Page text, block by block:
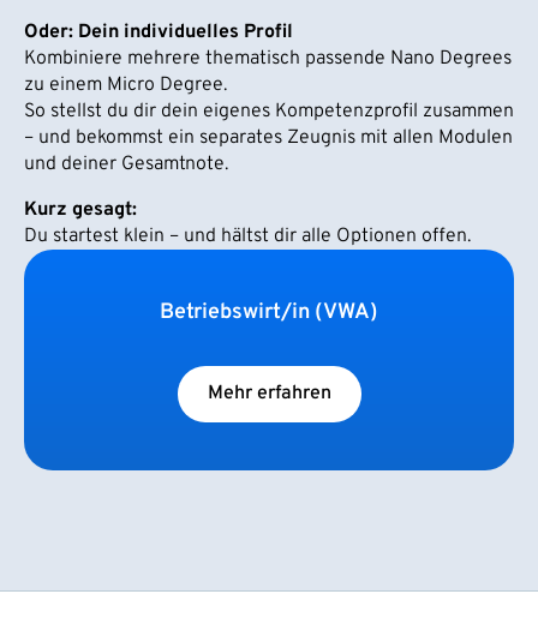
Oder: Dein individuelles Profil
Kombiniere mehrere thematisch passende Nano Degrees
zu einem Micro Degree.
So stellst du dir dein eigenes Kompetenzprofil zusammen
– und bekommst ein separates Zeugnis mit allen Modulen
und deiner Gesamtnote.
Kurz gesagt:
Du startest klein – und hältst dir alle Optionen offen.
Betriebswirt/in (VWA)
Mehr erfahren